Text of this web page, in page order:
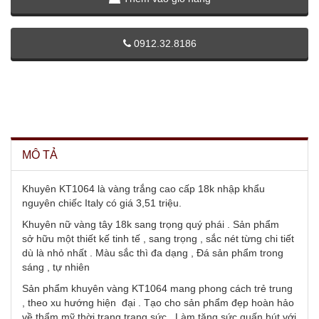
0912.32.8186
MÔ TẢ
Khuyên KT1064 là vàng trắng cao cấp 18k nhập khẩu
nguyên chiếc Italy có giá 3,51 triệu.
Khuyên nữ vàng tây 18k sang trọng quý phái . Sản phẩm
sở hữu một thiết kế tinh tế , sang trọng , sắc nét từng chi tiết
dù là nhỏ nhất . Màu sắc thì đa dạng , Đá sản phẩm trong
sáng , tự nhiên
Sản phẩm khuyên vàng KT1064 mang phong cách trẻ trung
, theo xu hướng hiện đại . Tạo cho sản phẩm đẹp hoàn hảo